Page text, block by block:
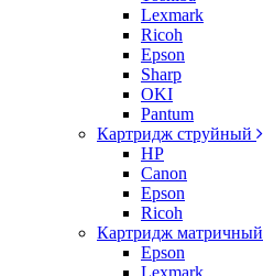
Lexmark
Ricoh
Epson
Sharp
OKI
Pantum
Картридж струйный
HP
Canon
Epson
Ricoh
Картридж матричный
Epson
Lexmark